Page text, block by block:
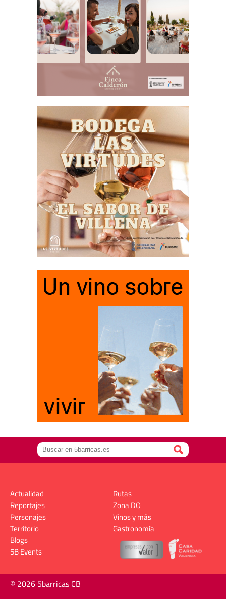
Actualidad
Reportajes
Personajes
Territorio
Rutas
Zona DO
Vinos y más
Gastronomía
Blogs
5B Events
© 2026 5barricas CB